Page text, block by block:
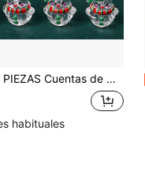
de Nieve Navideño Lindo con Diseño de Hielo Transparente Mini Amuletos de Acrílico para Hacer Pulseras, Collares y Joyas DIY Suministros de Manualidades de Invierno y Vacaciones
habituales